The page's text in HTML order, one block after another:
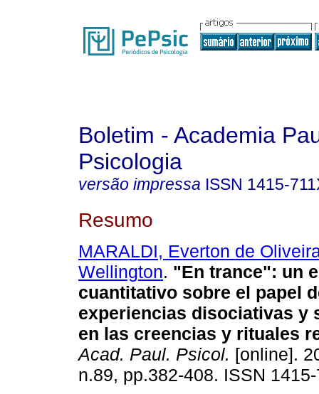
Boletim - Academia
Psicologia
versão impressa ISSN 1415-
Resumo
MARALDI, Everton de
Wellington. "En trance": un
cuantitativo sobre el papel
experiencias disociativas y
en las creencias y rituales
Acad. Paul. Psicol. [online].
n.89, pp.382-408. ISSN